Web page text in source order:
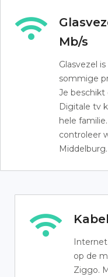
Mb/s
Glasvezel
sommige
Je
Digitale tv
hele
controleer
Middelburg.
op de
Ziggo.